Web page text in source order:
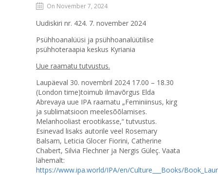
On November 7, 2024
Uudiskiri nr. 424. 7. november 2024
Psühhoanalüüsi ja psühhoanalüütilise
psühhoteraapia keskus Kyriania
Uue raamatu tutvustus.
Laupäeval 30. novembril 2024 17.00 – 18.30
(London time)toimub ilmavõrgus Elda
Abrevaya uue IPA raamatu „Feminiinsus, kirg
ja sublimatsioon meelesõõlamises.
Melanhooliast erootikasse,“ tutvustus.
Esinevad lisaks autorile veel Rosemary
Balsam, Leticia Glocer Fiorini, Catherine
Chabert, Silvia Flechner ja Nergis Güleç. Vaata
lähemalt:
https://www.ipa.world/IPA/en/Culture___Books/